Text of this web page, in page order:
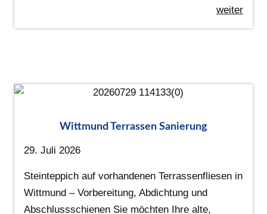
weiter
Wittmund Terrassen Sanierung
29. Juli 2026
Steinteppich auf vorhandenen Terrassenfliesen in
Wittmund – Vorbereitung, Abdichtung und
Abschlussschienen Sie möchten Ihre alte,